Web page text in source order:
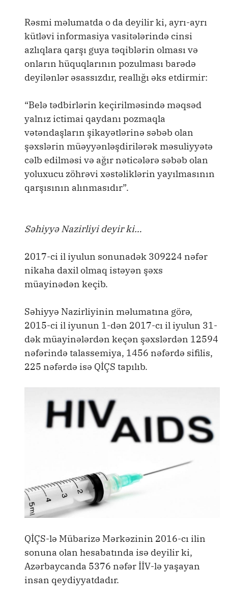
Rəsmi məlumatda o da deyilir ki, ayrı-ayrı
kütləvi informasiya vasitələrində cinsi
azlıqlara qarşı guya təqiblərin olması və
onların hüquqlarının pozulması barədə
deyilənlər əsassızdır, reallığı əks etdirmir:
“Belə tədbirlərin keçirilməsində məqsəd
yalnız ictimai qaydanı pozmaqla
vətəndaşların şikayətlərinə səbəb olan
şəxslərin müəyyənləşdirilərək məsuliyyətə
cəlb edilməsi və ağır nəticələrə səbəb olan
yoluxucu zöhrəvi xəstəliklərin yayılmasının
qarşısının alınmasıdır”.
Səhiyyə Nazirliyi deyir ki…
2017-ci il iyulun sonunadək 309224 nəfər
nikaha daxil olmaq istəyən şəxs
müayinədən keçib.
Səhiyyə Nazirliyinin məlumatına görə,
2015-ci il iyunun 1-dən 2017-cı il iyulun 31-
dək müayinələrdən keçən şəxslərdən 12594
nəfərində talassemiya, 1456 nəfərdə sifilis,
225 nəfərdə isə QİÇS tapılıb.
QİÇS-lə Mübarizə Mərkəzinin 2016-cı ilin
sonuna olan hesabatında isə deyilir ki,
Azərbaycanda 5376 nəfər İİV-lə yaşayan
insan qeydiyyatdadır.